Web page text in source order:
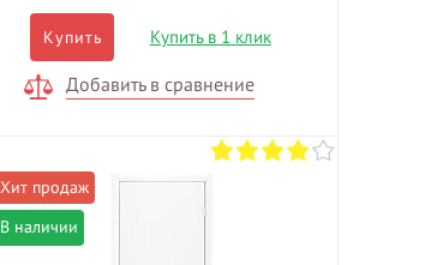
Купить Купить в 1 клик
Добавить в сравнение
В наличии